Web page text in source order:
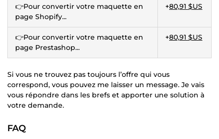
👉Pour convertir votre maquette en
page Shopify...
+80,91 $US
👉Pour convertir votre maquette en
page Prestashop...
+80,91 $US
Si vous ne trouvez pas toujours l’offre qui vous
correspond, vous pouvez me laisser un message. Je vais
vous répondre dans les brefs et apporter une solution à
votre demande.
FAQ